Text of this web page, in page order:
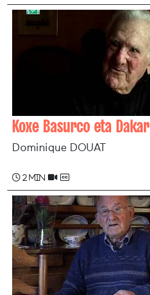
Koxe Basurco eta Dakar
Dominique DOUAT
2 min